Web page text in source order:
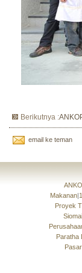
Berikutnya :
email ke teman
Makanan |
Proyek
Paratha